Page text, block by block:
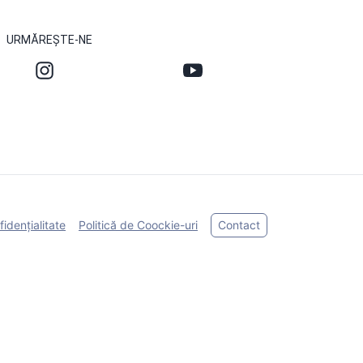
URMĂREȘTE-NE
Politică de Coockie-uri Contact